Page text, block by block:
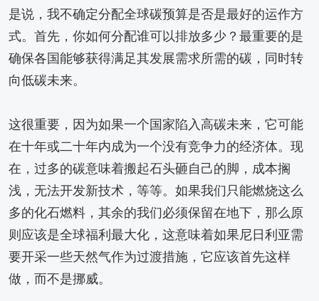
是说，我不确定分配全球碳预算是否是最好的运作方
式。首先，你如何分配谁可以排放多少？最重要的是
确保各国能够获得满足其发展需求所需的碳，同时转
向低碳未来。
这很重要，因为如果一个国家陷入高碳未来，它可能
在十年或二十年内成为一个没有竞争力的经济体。现
在，过多的碳意味着搬起石头砸自己的脚，成本搁
浅，无法开发新技术，等等。如果我们只能燃烧这么
多的化石燃料，其余的我们必须保留在地下，那么原
则应该是全球福利最大化，这意味着如果尼日利亚需
要开采一些天然气作为过渡措施，它应该首先这样
做，而不是挪威。